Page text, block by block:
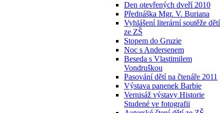
Den otevřených dveří 2010
Přednáška Mgr. V. Buriana
Vyhlášení literární soutěže dětí
ze ZŠ
Stopem do Gruzie
Noc s Andersenem
Beseda s Vlastimilem
Vondruškou
Pasování dětí na čtenáře 2011
Výstava panenek Barbie
Vernisáž výstavy Historie
Studené ve fotografii